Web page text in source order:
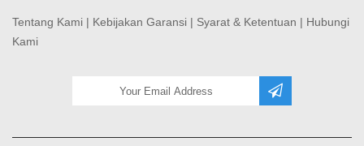
Tentang Kami | Kebijakan Garansi | Syarat & Ketentuan | Hubungi
Kami